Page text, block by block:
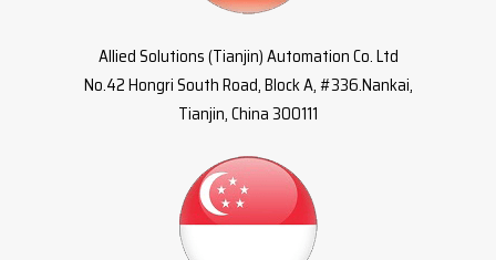
Allied Solutions (Tianjin) Automation Co. Ltd
No.42 Hongri South Road, Block A, #336.Nankai,
Tianjin, China 300111